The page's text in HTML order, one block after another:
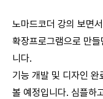
노마드코더 강의 보면
확장프로그램으로 만
니다.
기능 개발 및 디자인
볼 예정입니다. 심플하